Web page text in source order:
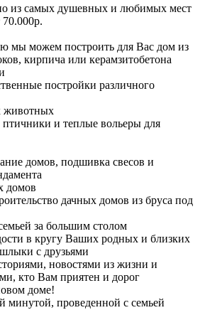
из самых душевных и любимых мест
мы можем построить для Вас дом из
кирпича или керамзитобетона
постройки различного
животных
птичники и теплые вольеры для
домов, подшивка свесов и
домов
дачных домов из бруса под
за большим столом
в кругу Ваших родных и близких
с друзьями
новостями из жизни и
кто Вам приятен и дорог
доме!
минутой, проведенной с семьей